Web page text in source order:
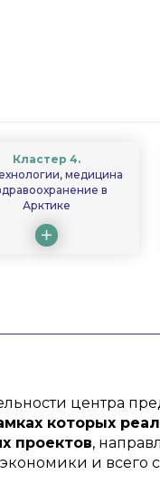
Кластер 4.
медицина
в
Арктике
центра
которых
проектов,
и всего